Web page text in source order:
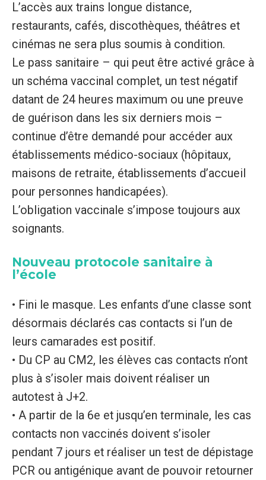
L’accès aux trains longue distance,
restaurants, cafés, discothèques, théâtres et
cinémas ne sera plus soumis à condition.
Le pass sanitaire – qui peut être activé grâce à
un schéma vaccinal complet, un test négatif
datant de 24 heures maximum ou une preuve
de guérison dans les six derniers mois –
continue d’être demandé pour accéder aux
établissements médico-sociaux (hôpitaux,
maisons de retraite, établissements d’accueil
pour personnes handicapées).
L’obligation vaccinale s’impose toujours aux
soignants.
Nouveau protocole sanitaire à
l’école
• Fini le masque. Les enfants d’une classe sont
désormais déclarés cas contacts si l’un de
leurs camarades est positif.
• Du CP au CM2, les élèves cas contacts n’ont
plus à s’isoler mais doivent réaliser un
autotest à J+2.
• A partir de la 6e et jusqu’en terminale, les cas
contacts non vaccinés doivent s’isoler
pendant 7 jours et réaliser un test de dépistage
PCR ou antigénique avant de pouvoir retourner